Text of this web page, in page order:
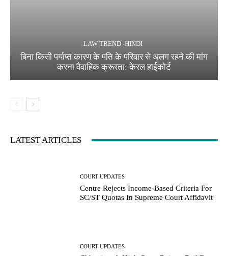
LAW TREND -HINDI
बिना किसी पर्याप्त कारण के पति के परिवार से अलग रहने की मांग
करना वैवाहिक क्रूरता: केरल हाईकोर्ट
LATEST ARTICLES
COURT UPDATES
Centre Rejects Income-Based Criteria For
SC/ST Quotas In Supreme Court Affidavit
COURT UPDATES